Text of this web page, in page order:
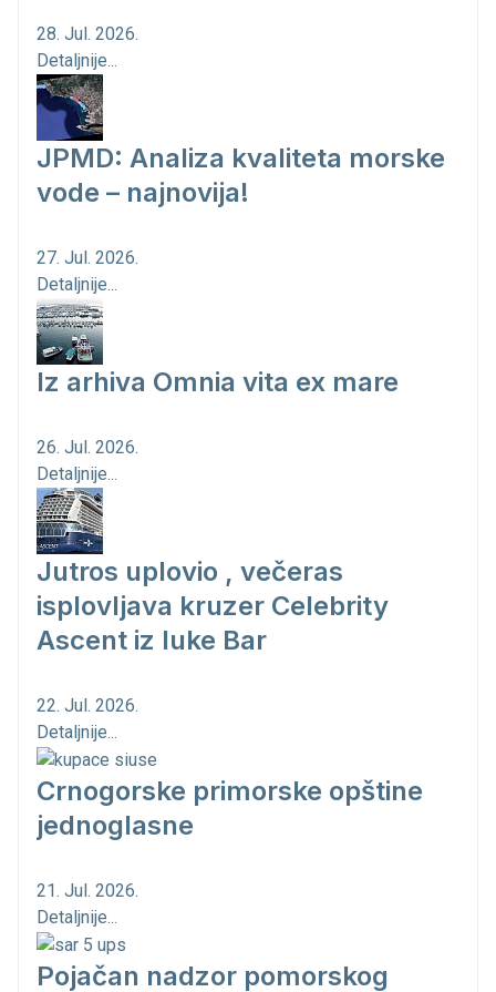
28. Jul. 2026.
Detaljnije...
JPMD: Analiza kvaliteta morske
vode – najnovija!
27. Jul. 2026.
Detaljnije...
Iz arhiva Omnia vita ex mare
26. Jul. 2026.
Detaljnije...
Jutros uplovio , večeras
isplovljava kruzer Celebrity
Ascent iz luke Bar
22. Jul. 2026.
Detaljnije...
Crnogorske primorske opštine
jednoglasne
21. Jul. 2026.
Detaljnije...
Pojačan nadzor pomorskog